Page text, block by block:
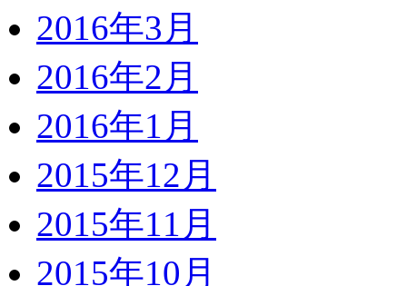
2016年3月
2016年2月
2016年1月
2015年12月
2015年11月
2015年10月